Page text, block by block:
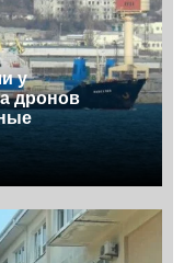
у
дронов